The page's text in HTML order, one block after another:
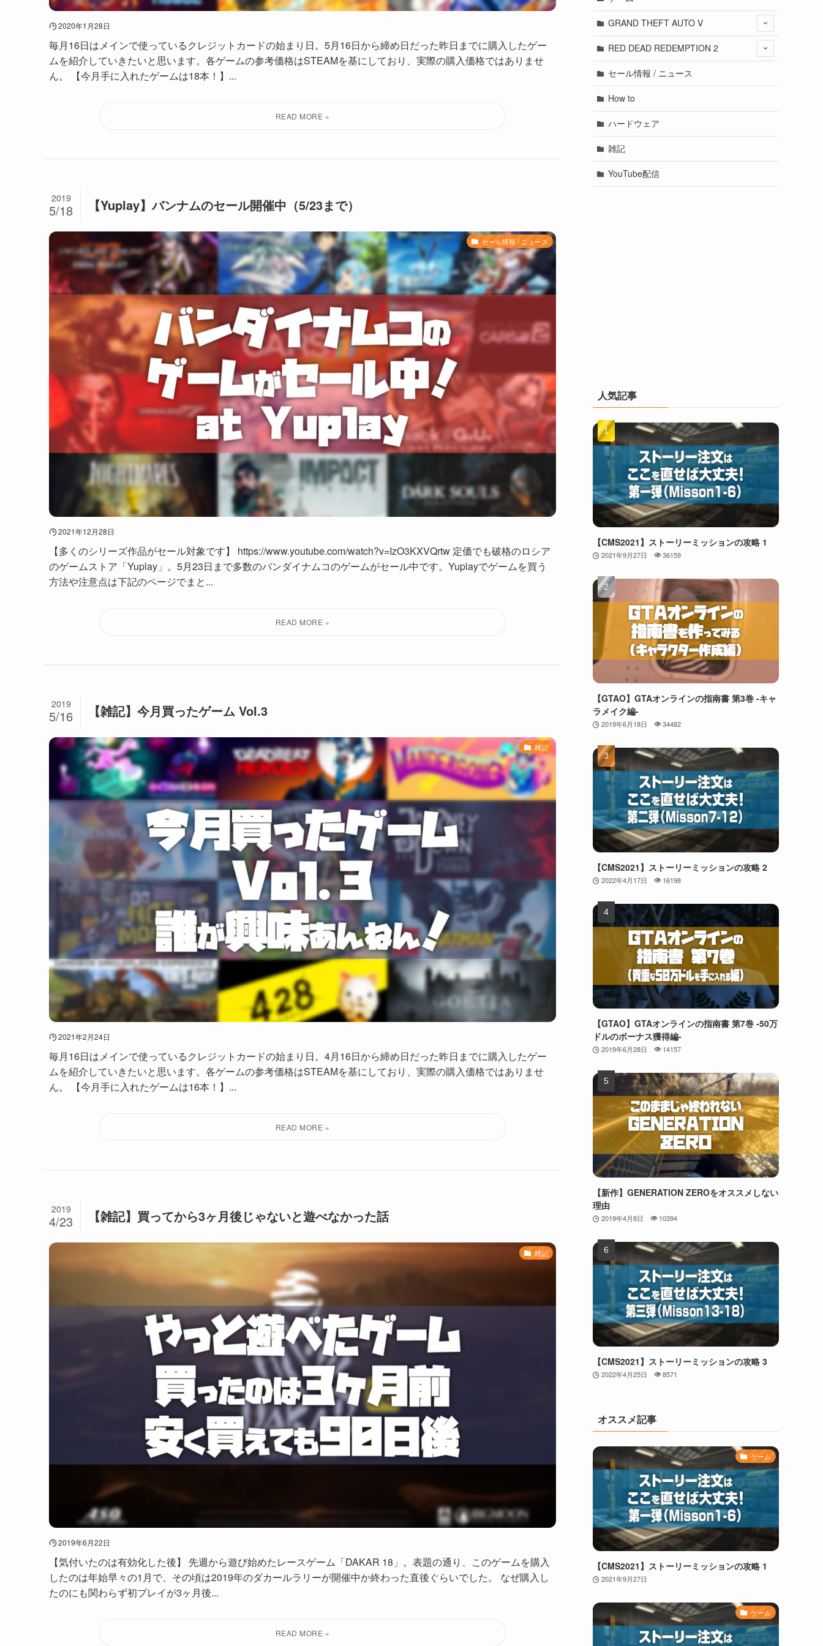
2020年1月28日
毎月16日はメインで使っているクレジットカードの始まり日。5月16日から締め日だった昨日までに購入したゲー
ムを紹介していきたいと思います。各ゲームの参考価格はSTEAMを基にしており、実際の購入価格ではありませ
ん。 【今月手に入れたゲームは18本！】...
【Yuplay】バンナムのセール開催中（5/23まで）
2019
5/18
セール情報 / ニュース
2021年12月28日
【多くのシリーズ作品がセール対象です】 https://www.youtube.com/watch?v=IzO3KXVQrtw 定価でも破格のロシア
のゲームストア「Yuplay」。5月23日まで多数のバンダイナムコのゲームがセール中です。Yuplayでゲームを買う
方法や注意点は下記のページでまと...
【雑記】今月買ったゲーム Vol.3
2019
5/16
雑記
2021年2月24日
毎月16日はメインで使っているクレジットカードの始まり日。4月16日から締め日だった昨日までに購入したゲー
ムを紹介していきたいと思います。各ゲームの参考価格はSTEAMを基にしており、実際の購入価格ではありませ
ん。 【今月手に入れたゲームは16本！】...
【雑記】買ってから3ヶ月後じゃないと遊べなかった話
2019
4/23
雑記
2019年6月22日
【気付いたのは有効化した後】 先週から遊び始めたレースゲーム「DAKAR 18」。表題の通り、このゲームを購入
したのは年始早々の1月で、その頃は2019年のダカールラリーが開催中か終わった直後ぐらいでした。 なぜ購入し
たのにも関わらず初プレイが3ヶ月後...
GRAND THEFT AUTO V
RED DEAD REDEMPTION 2
セール情報 / ニュース
How to
ハードウェア
雑記
YouTube配信
人気記事
【CMS2021】ストーリーミッションの攻略 1
2021年9月27日 36159
【GTAO】GTAオンラインの指南書 第3巻 -キャ
ラメイク編-
2019年6月18日 34482
【CMS2021】ストーリーミッションの攻略 2
2022年4月17日 16198
【GTAO】GTAオンラインの指南書 第7巻 -50万
ドルのボーナス獲得編-
2019年6月28日 14157
【新作】GENERATION ZEROをオススメしない
理由
2019年4月8日 10394
【CMS2021】ストーリーミッションの攻略 3
2022年4月25日 8571
オススメ記事
ゲーム
【CMS2021】ストーリーミッションの攻略 1
2021年9月27日
ゲーム